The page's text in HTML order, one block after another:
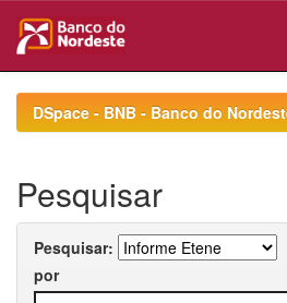
navigationDSpace - BNB - Banco do
Pesquisar
Pesquisar:
por